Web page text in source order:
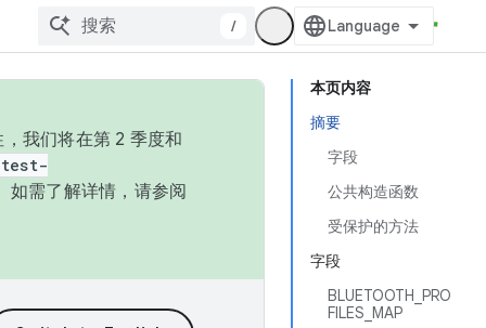
/
本页内容
摘要
字段
公共构造函数
受保护的方法
字段
BLUETOOTH_PRO
FILES_MAP
我们将在第 2 季度和
如需了解详情，请参阅